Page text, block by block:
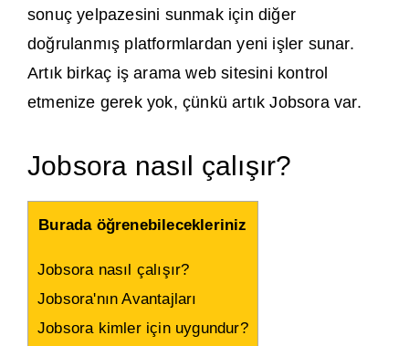
sonuç yelpazesini sunmak için diğer
doğrulanmış platformlardan yeni işler sunar.
Artık birkaç iş arama web sitesini kontrol
etmenize gerek yok, çünkü artık Jobsora var.
Jobsora nasıl çalışır?
Burada öğrenebilecekleriniz
Jobsora nasıl çalışır?
Jobsora'nın Avantajları
Jobsora kimler için uygundur?